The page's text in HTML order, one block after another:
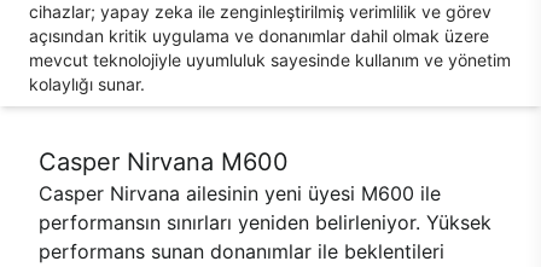
cihazlar; yapay zeka ile zenginleştirilmiş verimlilik ve görev
açısından kritik uygulama ve donanımlar dahil olmak üzere
mevcut teknolojiyle uyumluluk sayesinde kullanım ve yönetim
kolaylığı sunar.
Casper Nirvana M600
Casper Nirvana ailesinin yeni üyesi M600 ile
performansın sınırları yeniden belirleniyor. Yüksek
performans sunan donanımlar ile beklentileri